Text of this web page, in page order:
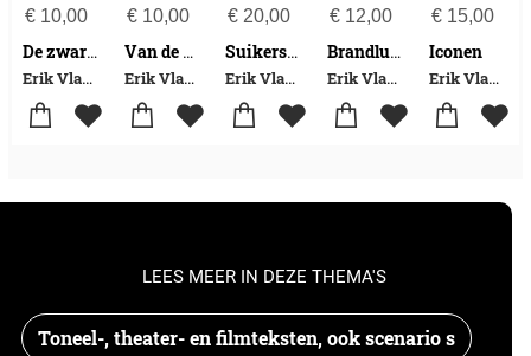
€10,00
De zwarte brug
Erik Vlaminck
€10,00
Van de Velde
Erik Vlaminck
€ 20,00
Suikerspin
Erik Vlaminck
€ 12,00
Brandlucht
Erik Vlaminck
€15,00
Iconen
Erik Vlaminck
Toneel-, theater- en filmteksten, ook scenario s
LEES MEER IN DEZE THEMA'S